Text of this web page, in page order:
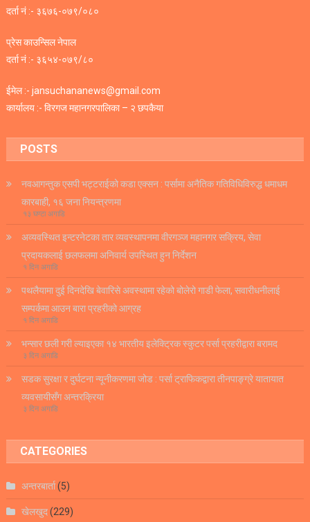
दर्ता नं :- ३६७६-०७९/०८०
प्रेस काउन्सिल नेपाल
दर्ता नं :- ३६५४-०७९/८०
ईमेल :- jansuchananews@gmail.com
कार्यालय :- विरगज महानगरपालिका – २ छपकैया
POSTS
नवआगन्तुक एसपी भट्टराईको कडा एक्सन : पर्सामा अनैतिक गतिविधिविरुद्ध धमाधम
कारबाही, १६ जना नियन्त्रणमा
१३ घण्टा अगाडि
अव्यवस्थित इन्टरनेटका तार व्यवस्थापनमा वीरगञ्ज महानगर सक्रिय, सेवा
प्रदायकलाई छलफलमा अनिवार्य उपस्थित हुन निर्देशन
१ दिन अगाडि
पथलैयामा दुई दिनदेखि बेवारिसे अवस्थामा रहेको बोलेरो गाडी फेला, सवारीधनीलाई
सम्पर्कमा आउन बारा प्रहरीको आग्रह
१ दिन अगाडि
भन्सार छली गरी ल्याइएका १४ भारतीय इलेक्ट्रिक स्कुटर पर्सा प्रहरीद्वारा बरामद
३ दिन अगाडि
सडक सुरक्षा र दुर्घटना न्यूनीकरणमा जोड : पर्सा ट्राफिकद्वारा तीनपाङ्ग्रे यातायात
व्यवसायीसँग अन्तरक्रिया
३ दिन अगाडि
CATEGORIES
अन्तरबार्ता(5)
खेलखुद(229)